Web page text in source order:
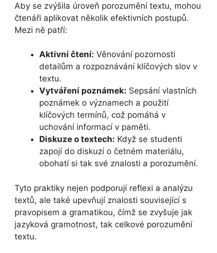
Aby se zvýšila úroveň porozumění textu, mohou
čtenáři aplikovat několik efektivních postupů.
Mezi ně patří:
Aktivní čtení: Věnování pozornosti
detailům a rozpoznávání klíčových slov v
textu.
Vytváření poznámek: Sepsání vlastních
poznámek o významech a použití
klíčových termínů, což pomáhá v
uchování informací v paměti.
Diskuze o textech: Když se studenti
zapojí do diskuzí o četném materiálu,
obohatí si tak své znalosti a porozumění.
Tyto praktiky nejen podporují reflexi a analýzu
textů, ale také upevňují znalosti související s
pravopisem a gramatikou, čímž se zvyšuje jak
jazyková gramotnost, tak celkové porozumění
textu.